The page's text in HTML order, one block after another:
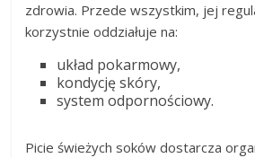
zdrowia. Przede wszystkim, jej
korzystnie oddziałuje na:
układ pokarmowy,
kondycję skóry,
system odpornościowy.
Picie świeżych soków dostarcza